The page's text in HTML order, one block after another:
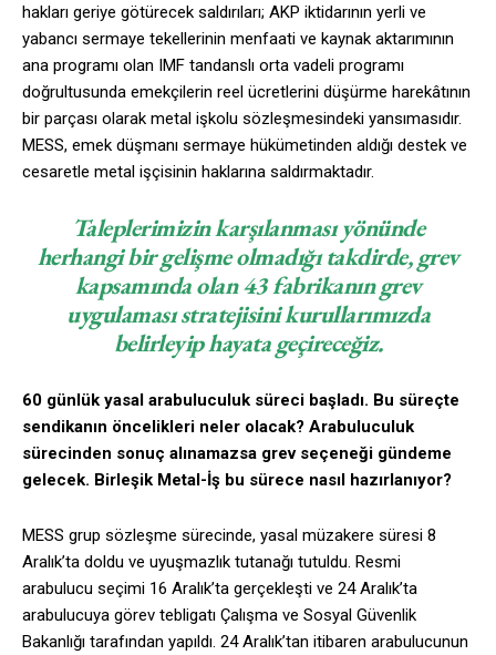
hakları geriye götürecek saldırıları; AKP iktidarının yerli ve
yabancı sermaye tekellerinin menfaati ve kaynak aktarımının
ana programı olan IMF tandanslı orta vadeli programı
doğrultusunda emekçilerin reel ücretlerini düşürme harekâtının
bir parçası olarak metal işkolu sözleşmesindeki yansımasıdır.
MESS, emek düşmanı sermaye hükümetinden aldığı destek ve
cesaretle metal işçisinin haklarına saldırmaktadır.
Taleplerimizin karşılanması yönünde
herhangi bir gelişme olmadığı takdirde, grev
kapsamında olan 43 fabrikanın grev
uygulaması stratejisini kurullarımızda
belirleyip hayata geçireceğiz.
60 günlük yasal arabuluculuk süreci başladı. Bu süreçte
sendikanın öncelikleri neler olacak? Arabuluculuk
sürecinden sonuç alınamazsa grev seçeneği gündeme
gelecek. Birleşik Metal-İş bu sürece nasıl hazırlanıyor?
MESS grup sözleşme sürecinde, yasal müzakere süresi 8
Aralık’ta doldu ve uyuşmazlık tutanağı tutuldu. Resmi
arabulucu seçimi 16 Aralık’ta gerçekleşti ve 24 Aralık’ta
arabulucuya görev tebligatı Çalışma ve Sosyal Güvenlik
Bakanlığı tarafından yapıldı. 24 Aralık’tan itibaren arabulucunun